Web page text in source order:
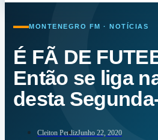
MONTENEGRO FM · NOTÍCIAS
É FÃ DE
Então se liga
desta
Cleiton PerdizJunho 22, 2020